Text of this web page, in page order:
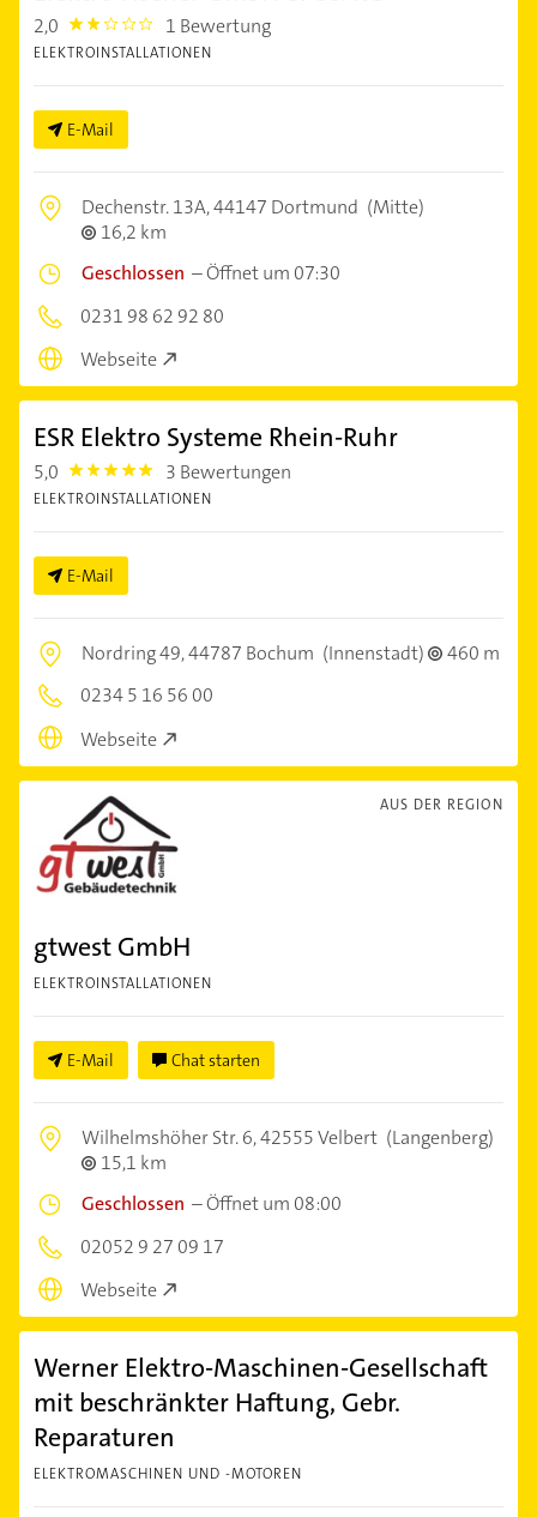
2,0 2.0 1 Bewertung
ELEKTROINSTALLATIONEN
E-Mail
Dechenstr. 13A,44147 Dortmund (Mitte)
16,2 km
Geschlossen –Öffnet um 07:30
0231 98 62 92 80
Webseite
ESR Elektro Systeme Rhein-Ruhr
5,0 5.0 3 Bewertungen
ELEKTROINSTALLATIONEN
E-Mail
Nordring 49,44787 Bochum (Innenstadt)
460 m
0234 5 16 56 00
Webseite
AUS DER REGION
gtwest GmbH
ELEKTROINSTALLATIONEN
E-Mail Chat starten
Wilhelmshöher Str. 6,42555 Velbert (Langenberg)
15,1 km
Geschlossen –Öffnet um 08:00
02052 9 27 09 17
Webseite
Werner Elektro-Maschinen-Gesellschaft
mit beschränkter Haftung, Gebr.
Reparaturen
ELEKTROMASCHINEN UND -MOTOREN